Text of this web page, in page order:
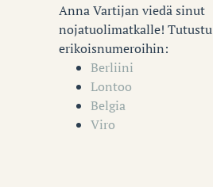
Anna Vartijan viedä sinut
nojatuolimatkalle! Tutustu
erikoisnumeroihin:
Berliini
Lontoo
Belgia
Viro